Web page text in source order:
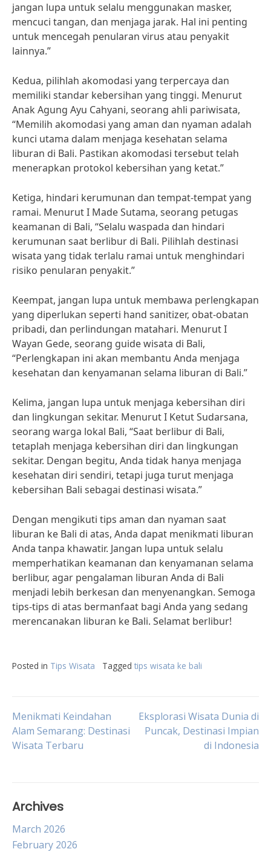
jangan lupa untuk selalu menggunakan masker,
mencuci tangan, dan menjaga jarak. Hal ini penting
untuk mencegah penularan virus atau penyakit
lainnya.”
Kedua, pilihlah akomodasi yang terpercaya dan
memiliki standar kebersihan yang tinggi. Menurut
Anak Agung Ayu Cahyani, seorang ahli pariwisata,
“Memilih akomodasi yang aman dan nyaman adalah
kunci utama dalam menjaga kesehatan selama
liburan di Bali. Pastikan akomodasi tersebut telah
menerapkan protokol kebersihan yang ketat.”
Ketiga, hindari kerumunan dan tempat-tempat yang
ramai. Menurut I Made Sutama, seorang petugas
keamanan di Bali, “Selalu waspada dan hindari
kerumunan saat berlibur di Bali. Pilihlah destinasi
wisata yang tidak terlalu ramai untuk menghindari
risiko penularan penyakit.”
Keempat, jangan lupa untuk membawa perlengkapan
yang diperlukan seperti hand sanitizer, obat-obatan
pribadi, dan perlindungan matahari. Menurut I
Wayan Gede, seorang guide wisata di Bali,
“Perlengkapan ini akan membantu Anda menjaga
kesehatan dan kenyamanan selama liburan di Bali.”
Kelima, jangan lupa untuk menjaga kebersihan diri
dan lingkungan sekitar. Menurut I Ketut Sudarsana,
seorang warga lokal Bali, “Saat berlibur di Bali,
tetaplah menjaga kebersihan diri dan lingkungan
sekitar. Dengan begitu, Anda tidak hanya menjaga
kesehatan diri sendiri, tetapi juga turut menjaga
kebersihan Bali sebagai destinasi wisata.”
Dengan mengikuti tips aman dan nyaman saat
liburan ke Bali di atas, Anda dapat menikmati liburan
Anda tanpa khawatir. Jangan lupa untuk selalu
memperhatikan keamanan dan kenyamanan selama
berlibur, agar pengalaman liburan Anda di Bali
menjadi lebih berkesan dan menyenangkan. Semoga
tips-tips di atas bermanfaat bagi Anda yang sedang
merencanakan liburan ke Bali. Selamat berlibur!
Posted in Tips Wisata Tagged tips wisata ke bali
Post
navigation
Menikmati Keindahan
Alam Semarang: Destinasi
Wisata Terbaru
Eksplorasi Wisata Dunia di
Puncak, Destinasi Impian
di Indonesia
Archives
March 2026
February 2026